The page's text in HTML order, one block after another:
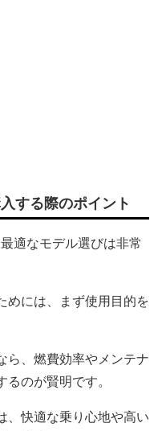
する際のポイント
適なモデル選びは非常
めには、まず使用目的を
ら、燃費効率やメンテナ
のが賢明です。
、快適な乗り心地や高い